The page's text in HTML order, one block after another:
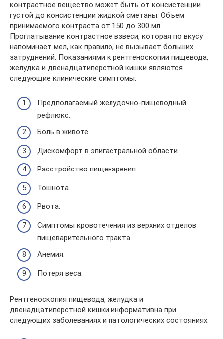
контрастное вещество может быть от консистенции
густой до консистенции жидкой сметаны. Объем
принимаемого контраста от 150 до 300 мл.
Проглатывание контрастное взвеси, которая по вкусу
напоминает мел, как правило, не вызывает больших
затруднений. Показаниями к рентгеноскопии пищевода,
желудка и двенадцатиперстной кишки являются
следующие клинические симптомы:
Предполагаемый желудочно-пищеводный
рефлюкс.
Боль в животе.
Дискомфорт в эпигастральной области.
Расстройство пищеварения.
Тошнота.
Рвота.
Симптомы кровотечения из верхних отделов
пищеварительного тракта.
Анемия.
Потеря веса.
Рентгеноскопия пищевода, желудка и
двенадцатиперстной кишки информативна при
следующих заболеваниях и патологических состояниях: